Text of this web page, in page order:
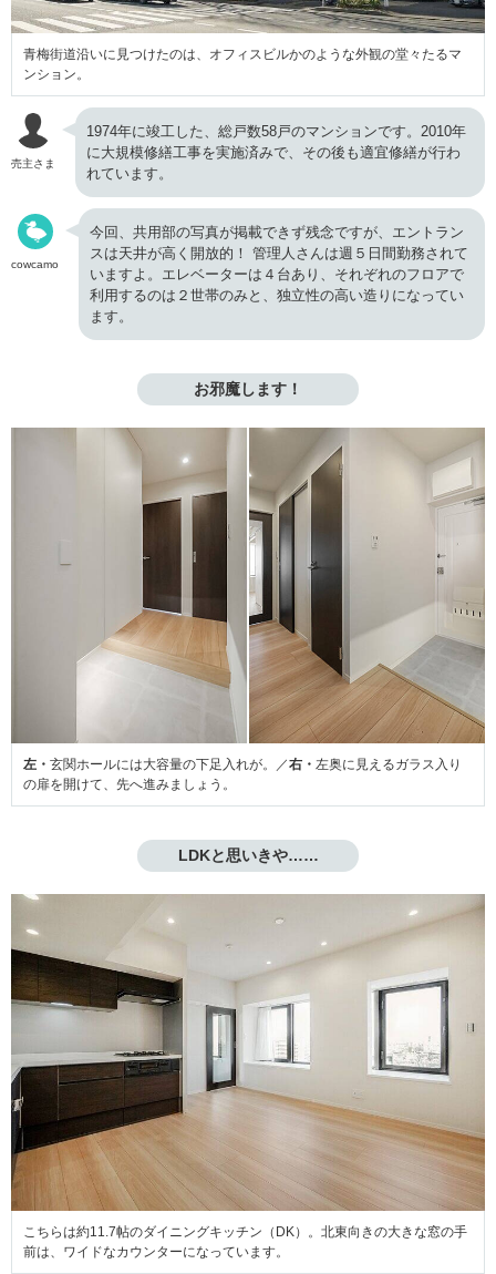
青梅街道沿いに見つけたのは、オフィスビルかのような外観の堂々たるマ
ンション。
売主さま
1974年に竣工した、総戸数58戸のマンションです。2010年
に大規模修繕工事を実施済みで、その後も適宜修繕が行わ
れています。
cowcamo
今回、共用部の写真が掲載できず残念ですが、エントラン
スは天井が高く開放的！ 管理人さんは週５日間勤務されて
いますよ。エレベーターは４台あり、それぞれのフロアで
利用するのは２世帯のみと、独立性の高い造りになってい
ます。
お邪魔します！
左・ 玄関ホールには大容量の下足入れが。／右・ 左奥に見えるガラス入り
の扉を開けて、先へ進みましょう。
LDKと思いきや……
こちらは約11.7帖のダイニングキッチン（DK）。北東向きの大きな窓の手
前は、ワイドなカウンターになっています。